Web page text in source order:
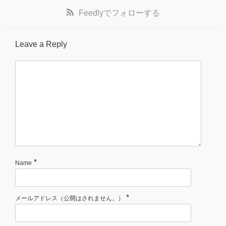
Feedlyでフォローする
Leave a Reply
Name *
メールアドレス（公開はされません。） *